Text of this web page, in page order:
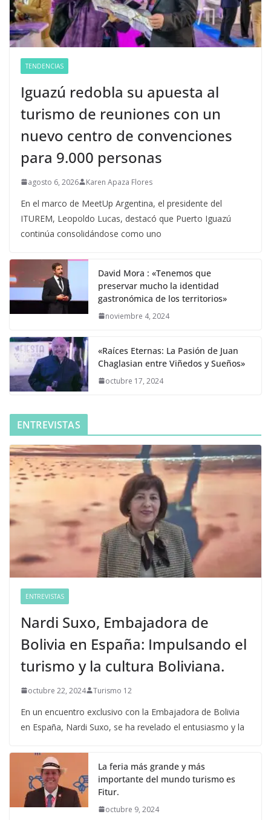
TENDENCIAS
Iguazú redobla su apuesta al
turismo de reuniones con un
nuevo centro de convenciones
para 9.000 personas
agosto 6, 2026 Karen Apaza Flores
En el marco de MeetUp Argentina, el presidente del
ITUREM, Leopoldo Lucas, destacó que Puerto Iguazú
continúa consolidándose como uno
David Mora : «Tenemos que
preservar mucho la identidad
gastronómica de los territorios»
noviembre 4, 2024
«Raíces Eternas: La Pasión de Juan
Chaglasian entre Viñedos y Sueños»
octubre 17, 2024
ENTREVISTAS
ENTREVISTAS
Nardi Suxo, Embajadora de
Bolivia en España: Impulsando el
turismo y la cultura Boliviana.
octubre 22, 2024 Turismo 12
En un encuentro exclusivo con la Embajadora de Bolivia
en España, Nardi Suxo, se ha revelado el entusiasmo y la
La feria más grande y más
importante del mundo turismo es
Fitur.
octubre 9, 2024